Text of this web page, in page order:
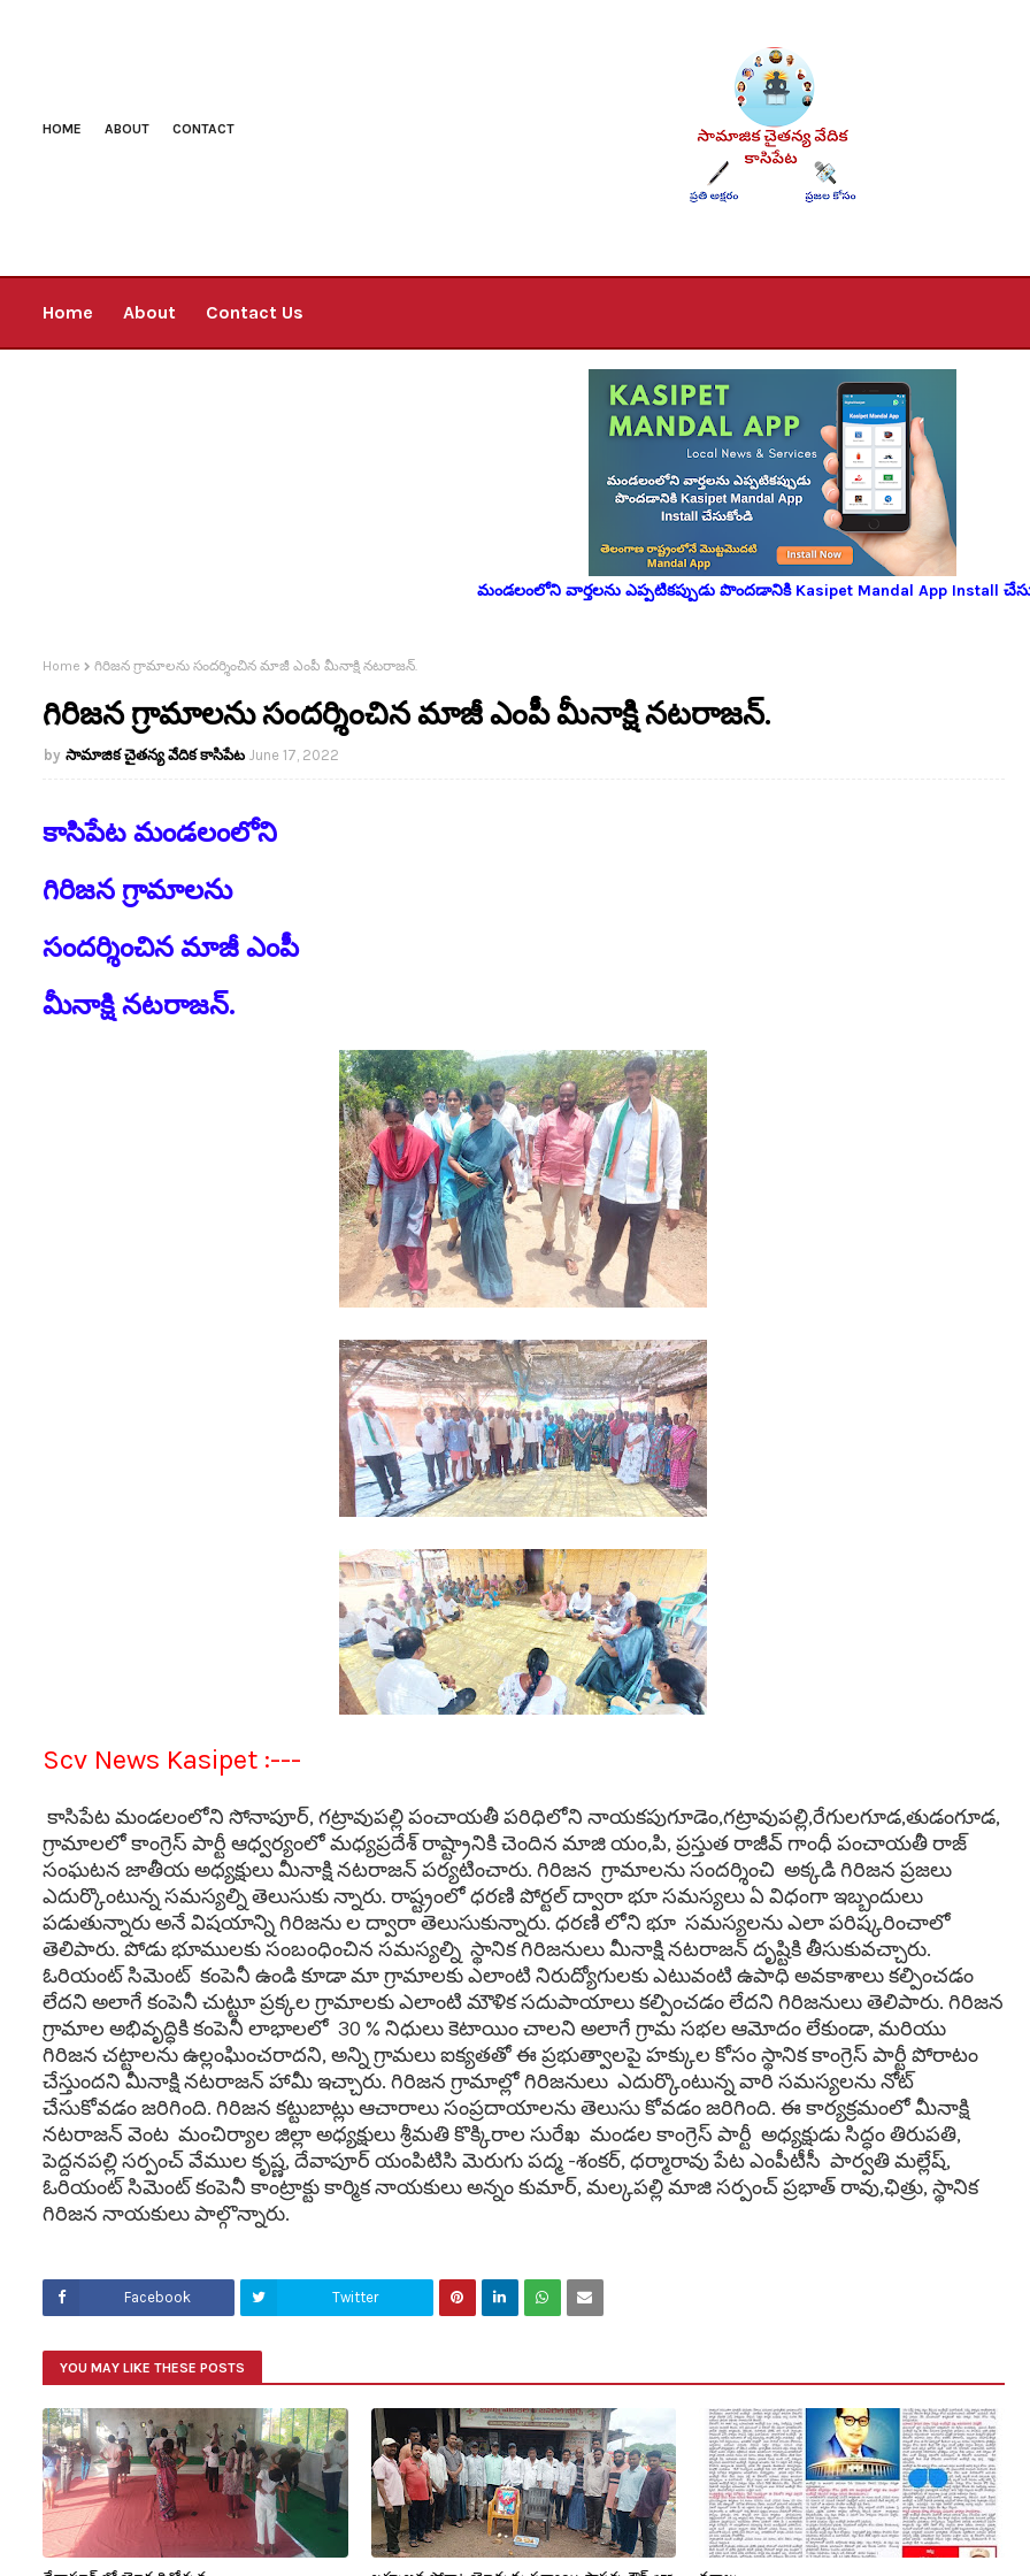
HOME ABOUT CONTACT
Home About Contact Us
మండలంలోని వార్తలను ఎప్పటికప్పుడు పొందడానికి Kasipet Mandal App Install
Home గిరిజన గ్రామాలను సందర్శించిన మాజీ ఎంపీ మీనాక్షి నటరాజన్.
గిరిజన గ్రామాలను సందర్శించిన మాజీ ఎంపీ మీనాక్షి నటరాజన్.
సామాజిక చైతన్య వేదిక కాసిపేట June 17, 2022
కాసిపేట మండలంలోని
గిరిజన గ్రామాలను
సందర్శించిన మాజీ ఎంపీ
మీనాక్షి నటరాజన్.
Scv News Kasipet :---
కాసిపేట మండలంలోని సోనాపూర్, గట్రావుపల్లి పంచాయతీ పరిధిలోని నాయకపుగూడెం,గట్రావుపల్లి,రేగులగూడ,తుడంగూడ,
గ్రామాలలో కాంగ్రెస్ పార్టీ ఆధ్వర్యంలో మధ్యప్రదేశ్ రాష్ట్రానికి చెందిన మాజి యం,పి, ప్రస్తుత రాజీవ్ గాంధీ పంచాయతీ రాజ్
సంఘటన జాతీయ అధ్యక్షులు మీనాక్షి నటరాజన్ పర్యటించారు. గిరిజన గ్రామాలను సందర్శించి అక్కడి గిరిజన ప్రజలు
ఎదుర్కొంటున్న సమస్యల్ని తెలుసుకు న్నారు. రాష్ట్రంలో ధరణి పోర్టల్ ద్వారా భూ సమస్యలు ఏ విధంగా ఇబ్బందులు
పడుతున్నారు అనే విషయాన్ని గిరిజను ల ద్వారా తెలుసుకున్నారు. ధరణి లోని భూ సమస్యలను ఎలా పరిష్కరించాలో
తెలిపారు. పోడు భూములకు సంబంధించిన సమస్యల్ని స్థానిక గిరిజనులు మీనాక్షి నటరాజన్ దృష్టికి తీసుకువచ్చారు.
ఓరియంట్ సిమెంట్ కంపెనీ ఉండి కూడా మా గ్రామాలకు ఎలాంటి నిరుద్యోగులకు ఎటువంటి ఉపాధి అవకాశాలు కల్పించడం
లేదని అలాగే కంపెనీ చుట్టూ ప్రక్కల గ్రామాలకు ఎలాంటి మౌళిక సదుపాయాలు కల్పించడం లేదని గిరిజనులు తెలిపారు. గిరిజన
గ్రామాల అభివృద్ధికి కంపెనీ లాభాలలో 30 % నిధులు కెటాయిం చాలని అలాగే గ్రామ సభల ఆమోదం లేకుండా, మరియు
గిరిజన చట్టాలను ఉల్లంఘించరాదని, అన్ని గ్రామలు ఐక్యతతో ఈ ప్రభుత్వాలపై హక్కుల కోసం స్థానిక కాంగ్రెస్ పార్టీ పోరాటం
చేస్తుందని మీనాక్షి నటరాజన్ హామీ ఇచ్చారు. గిరిజన గ్రామాల్లో గిరిజనులు ఎదుర్కొంటున్న వారి సమస్యలను నోట్
చేసుకోవడం జరిగింది. గిరిజన కట్టుబాట్లు ఆచారాలు సంప్రదాయాలను తెలుసు కోవడం జరిగింది. ఈ కార్యక్రమంలో మీనాక్షి
నటరాజన్ వెంట మంచిర్యాల జిల్లా అధ్యక్షులు శ్రీమతి కొక్కిరాల సురేఖ మండల కాంగ్రెస్ పార్టీ అధ్యక్షుడు సిద్ధం తిరుపతి,
పెద్దనపల్లి సర్పంచ్ వేముల కృష్ణ, దేవాపూర్ యంపిటిసి మెరుగు పద్మ -శంకర్, ధర్మారావు పేట ఎంపీటీసీ పార్వతి మల్లేష్,
ఓరియంట్ సిమెంట్ కంపెనీ కాంట్రాక్టు కార్మిక నాయకులు అన్నం కుమార్, మల్కపల్లి మాజి సర్పంచ్ ప్రభాత్ రావు,ఛిత్రు, స్థానిక
గిరిజన నాయకులు పాల్గొన్నారు.
Facebook Twitter
YOU MAY LIKE THESE POSTS